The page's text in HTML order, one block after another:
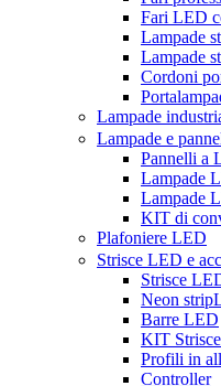
Fari LED
Lampade
Lampade
Cordoni
Lampade
Lampade e
Pannelli a
Lampade
Lampade
KIT di
Plafoniere LED
Strisce LED e
Strisce
Neon
Barre LED
KIT
Profili in
Controller